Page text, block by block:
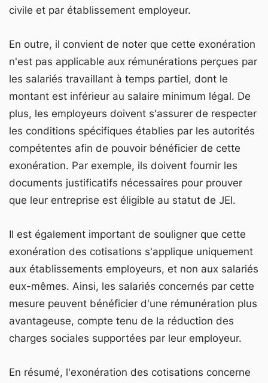
civile et par établissement employeur.
En outre, il convient de noter que cette exonération
n'est pas applicable aux rémunérations perçues par
les salariés travaillant à temps partiel, dont le
montant est inférieur au salaire minimum légal. De
plus, les employeurs doivent s'assurer de respecter
les conditions spécifiques établies par les autorités
compétentes afin de pouvoir bénéficier de cette
exonération. Par exemple, ils doivent fournir les
documents justificatifs nécessaires pour prouver
que leur entreprise est éligible au statut de JEI.
Il est également important de souligner que cette
exonération des cotisations s'applique uniquement
aux établissements employeurs, et non aux salariés
eux-mêmes. Ainsi, les salariés concernés par cette
mesure peuvent bénéficier d'une rémunération plus
avantageuse, compte tenu de la réduction des
charges sociales supportées par leur employeur.
En résumé, l'exonération des cotisations concerne